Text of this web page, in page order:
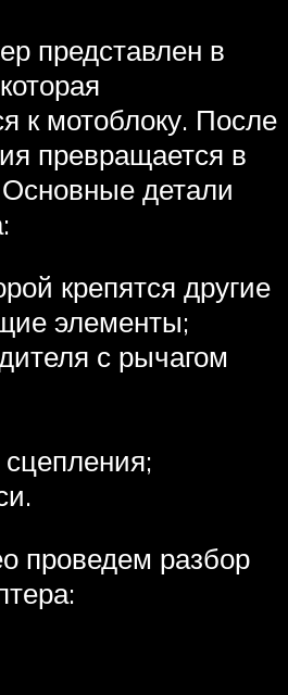
представлен в
к мотоблоку. После
превращается в
детали
крепятся другие
элементы;
с рычагом
сцепления;
проведем разбор